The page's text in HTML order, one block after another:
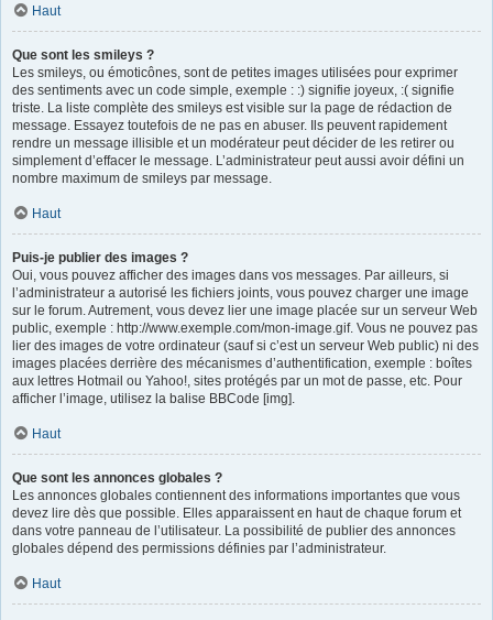
Haut
Que sont les smileys ?
Les smileys, ou émoticônes, sont de petites images utilisées pour exprimer
des sentiments avec un code simple, exemple : :) signifie joyeux, :( signifie
triste. La liste complète des smileys est visible sur la page de rédaction de
message. Essayez toutefois de ne pas en abuser. Ils peuvent rapidement
rendre un message illisible et un modérateur peut décider de les retirer ou
simplement d’effacer le message. L’administrateur peut aussi avoir défini un
nombre maximum de smileys par message.
Haut
Puis-je publier des images ?
Oui, vous pouvez afficher des images dans vos messages. Par ailleurs, si
l’administrateur a autorisé les fichiers joints, vous pouvez charger une image
sur le forum. Autrement, vous devez lier une image placée sur un serveur Web
public, exemple : http://www.exemple.com/mon-image.gif. Vous ne pouvez pas
lier des images de votre ordinateur (sauf si c’est un serveur Web public) ni des
images placées derrière des mécanismes d’authentification, exemple : boîtes
aux lettres Hotmail ou Yahoo!, sites protégés par un mot de passe, etc. Pour
afficher l’image, utilisez la balise BBCode [img].
Haut
Que sont les annonces globales ?
Les annonces globales contiennent des informations importantes que vous
devez lire dès que possible. Elles apparaissent en haut de chaque forum et
dans votre panneau de l’utilisateur. La possibilité de publier des annonces
globales dépend des permissions définies par l’administrateur.
Haut